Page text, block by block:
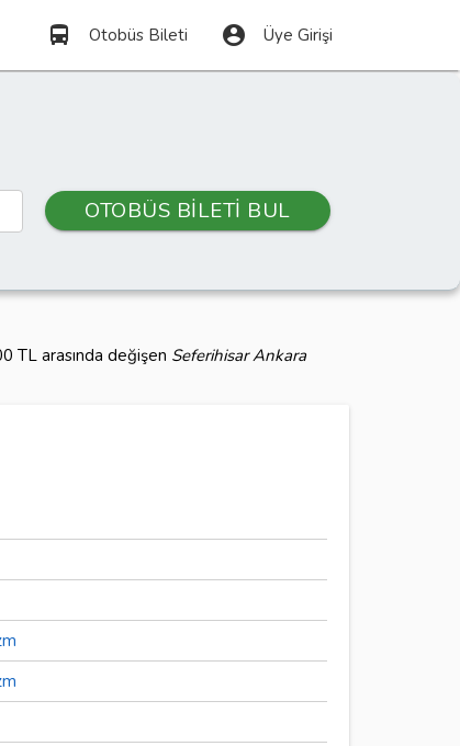
directions_bus Otobüs Bileti account_circle Üye Girişi
OTOBÜS BİLETİ BUL
TL arasında değişen Seferihisar Ankara